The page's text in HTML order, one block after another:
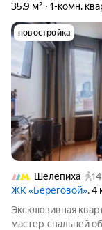
35,9 м² 1-комн.
новостройка
Шелепиха
ЖК «Береговой», 4
Эксклюзивная
мастер-спальней